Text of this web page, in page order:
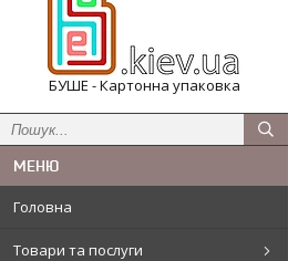
БУШЕ - Картонна упаковка
Головна
Товари та послуги